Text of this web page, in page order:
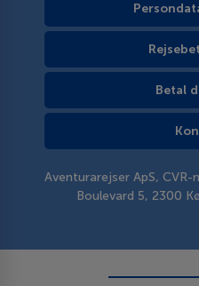
Betal
Aventurarejser ApS,
Boulevard 5, 2300